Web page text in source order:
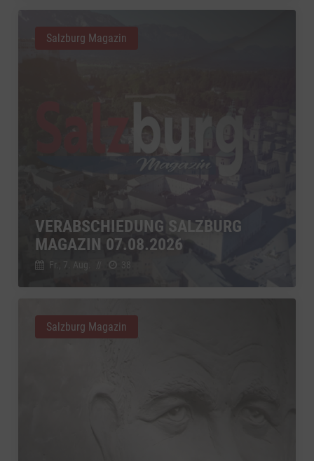
VERABSCHIEDUNG SALZBURG
MAGAZIN 07.08.2026
Fr., 7. Aug. 38
Salzburg Magazin
Salzburg Magazin